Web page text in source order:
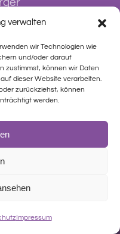
verwalten
wir Technologien wie
und/oder darauf
zustimmst, können wir Daten
dieser Website verarbeiten.
zurückziehst, können
werden.
Impressum
boerger.de
874-10
874-18
•